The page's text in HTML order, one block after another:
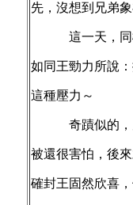
先，沒想到兄弟
這一天，同樣
如同王勁力所說
這種壓力～
奇蹟似的，兄
被還很害怕，後
確封王固然欣喜